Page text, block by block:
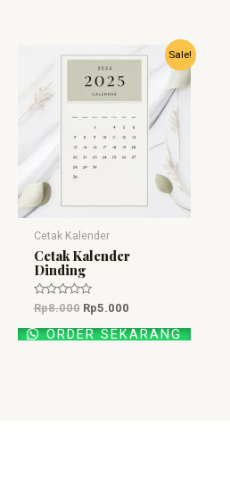
Sale!
Cetak Kalender
Cetak Kalender
Dinding
Dinilai
0
dari
5
Rp8.000
Harga
aslinya
adalah:
Rp8.000.
Rp5.000
Harga
adalah:
Rp5.000.
ORDER SEKARANG